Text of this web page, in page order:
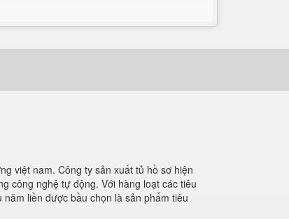
việt nam. Công ty sản xuất tủ hồ sơ hiện
công nghệ tự động. Với hàng loạt các tiêu
liền được bầu chọn là sản phẩm tiêu